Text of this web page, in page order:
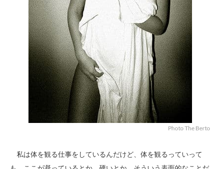
Photo The Berto
私は体を観る仕事をしているんだけど、体を観るっていって